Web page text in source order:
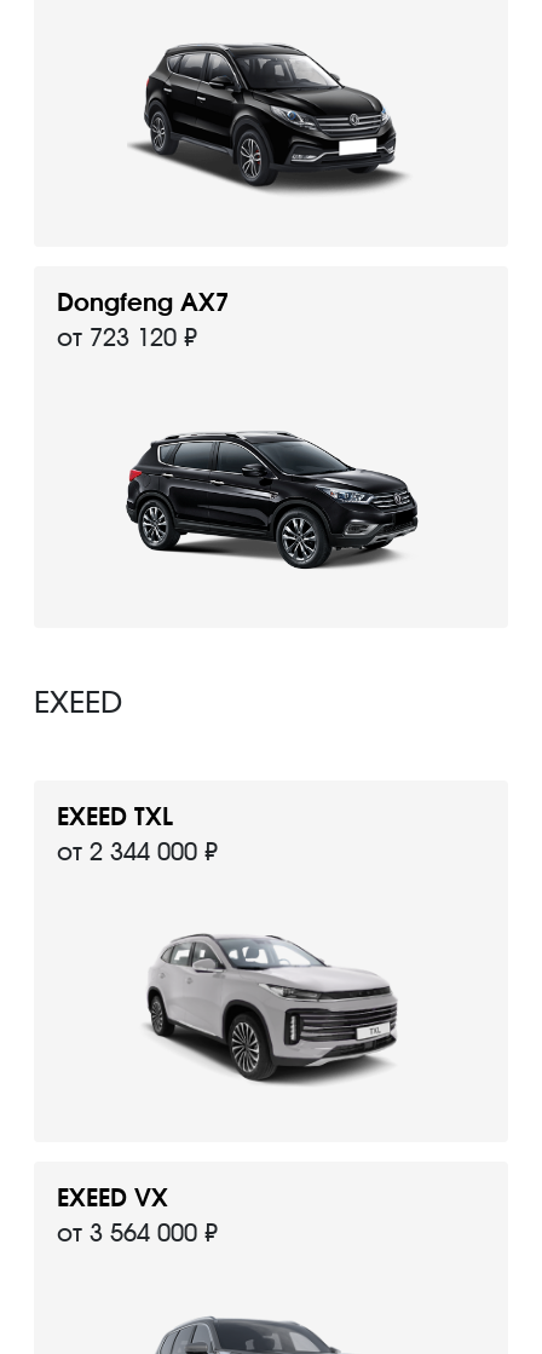
Dongfeng AX7
от 723 120 ₽
EXEED
EXEED TXL
от 2 344 000 ₽
EXEED VX
от 3 564 000 ₽